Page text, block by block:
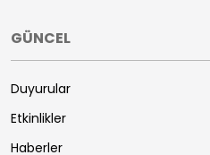
GÜNCEL
Duyurular
Etkinlikler
Haberler